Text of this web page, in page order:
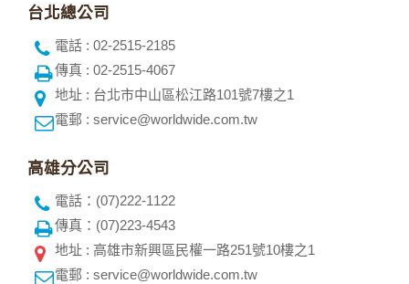
用的瀏覽器、瀏覽及點選資料紀錄等。本網站會對個別連線者
的瀏覽器予以標示，歸納使用者瀏覽器在本網站內部所瀏覽的
網頁，除非您願意告知您的個人資料，否則本網站不會也無法
將此項記錄和您對應。請您注意，在本網站網刊登廣告之廠
商，或與連結本網站，也可能蒐集您個人的資料。對於您主動
提供的個人資訊，這些廣告廠商、或連結網站有其個別的私權
保護政策，其資料處理措施不適用本網站隱私權保護政策，本
本網站將在事前或註冊登錄取得您的同意後，傳送商業性資料
本公司發送，也會在該資料或電子郵件上提供您能隨時停止接
收這些資料或電子郵件的方法及說明。
資料使用:
本公司不會向任何人出售或出借您的個人識別資料。
台北總公司
電話 : 02-2515-2185
傳真 : 02-2515-4067
地址 : 台北市中山區松江路101號7樓之1
電郵 : service@worldwide.com.tw
高雄分公司
電話：(07)222-1122
傳真：(07)223-4543
地址 : 高雄市新興區民權一路251號10樓之1
電郵 : service@worldwide.com.tw